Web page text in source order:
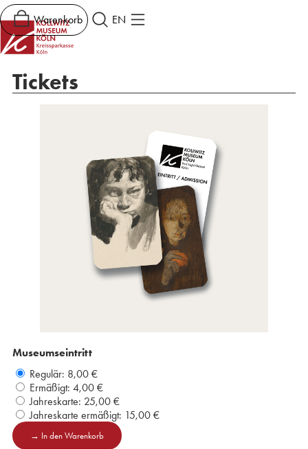
Warenkorb EN
Tickets
Museumseintritt
Regulär: 8,00 €
Ermäßigt: 4,00 €
Jahreskarte: 25,00 €
Jahreskarte ermäßigt: 15,00 €
→ In den Warenkorb